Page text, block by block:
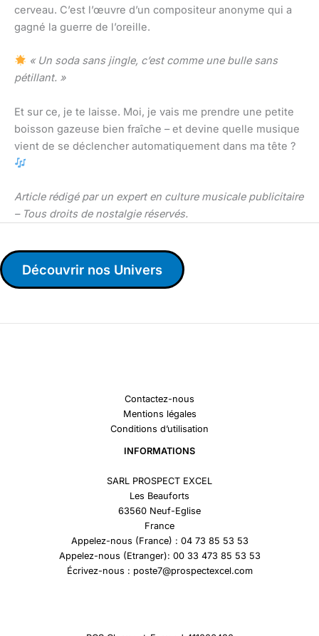
cerveau. C’est l’œuvre d’un compositeur anonyme qui a
gagné la guerre de l’oreille.
« Un soda sans jingle, c’est comme une bulle sans
pétillant. »
Et sur ce, je te laisse. Moi, je vais me prendre une petite
boisson gazeuse bien fraîche – et devine quelle musique
vient de se déclencher automatiquement dans ma tête ?
Article rédigé par un expert en culture musicale publicitaire
– Tous droits de nostalgie réservés.
Découvrir nos Univers
Contactez-nous
Mentions légales
Conditions d’utilisation
INFORMATIONS
SARL PROSPECT EXCEL
Les Beauforts
63560 Neuf-Eglise
France
Appelez-nous (France) : 04 73 85 53 53
Appelez-nous (Etranger): 00 33 473 85 53 53
Écrivez-nous : poste7@prospectexcel.com